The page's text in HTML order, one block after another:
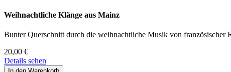
Weihnachtliche Klänge aus Mainz
Bunter Querschnitt durch die weihnachtliche Musik von französischer
20,00 €
Details sehen